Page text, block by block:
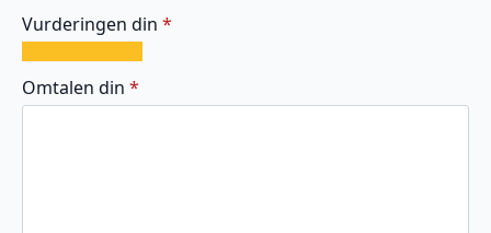
Vurderingen din *
av
5
av
5
av
5
av
5
av
5
Omtalen din *